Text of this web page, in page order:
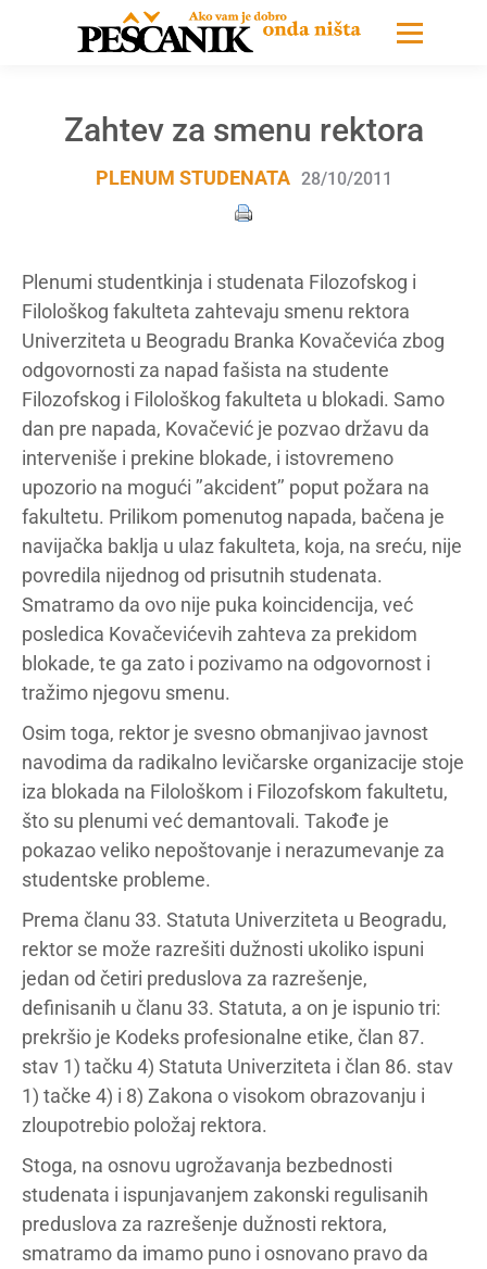
Zahtev za smenu rektora
PLENUM STUDENATA 28/10/2011
Plenumi studentkinja i studenata Filozofskog i
Filološkog fakulteta zahtevaju smenu rektora
Univerziteta u Beogradu Branka Kovačevića zbog
odgovornosti za napad fašista na studente
Filozofskog i Filološkog fakulteta u blokadi. Samo
dan pre napada, Kovačević je pozvao državu da
interveniše i prekine blokade, i istovremeno
upozorio na mogući ’’akcident’’ poput požara na
fakultetu. Prilikom pomenutog napada, bačena je
navijačka baklja u ulaz fakulteta, koja, na sreću, nije
povredila nijednog od prisutnih studenata.
Smatramo da ovo nije puka koincidencija, već
posledica Kovačevićevih zahteva za prekidom
blokade, te ga zato i pozivamo na odgovornost i
tražimo njegovu smenu.
Osim toga, rektor je svesno obmanjivao javnost
navodima da radikalno levičarske organizacije stoje
iza blokada na Filološkom i Filozofskom fakultetu,
što su plenumi već demantovali. Takođe je
pokazao veliko nepoštovanje i nerazumevanje za
studentske probleme.
Prema članu 33. Statuta Univerziteta u Beogradu,
rektor se može razrešiti dužnosti ukoliko ispuni
jedan od četiri preduslova za razrešenje,
definisanih u članu 33. Statuta, a on je ispunio tri:
prekršio je Kodeks profesionalne etike, član 87.
stav 1) tačku 4) Statuta Univerziteta i član 86. stav
1) tačke 4) i 8) Zakona o visokom obrazovanju i
zloupotrebio položaj rektora.
Stoga, na osnovu ugrožavanja bezbednosti
studenata i ispunjavanjem zakonski regulisanih
preduslova za razrešenje dužnosti rektora,
smatramo da imamo puno i osnovano pravo da